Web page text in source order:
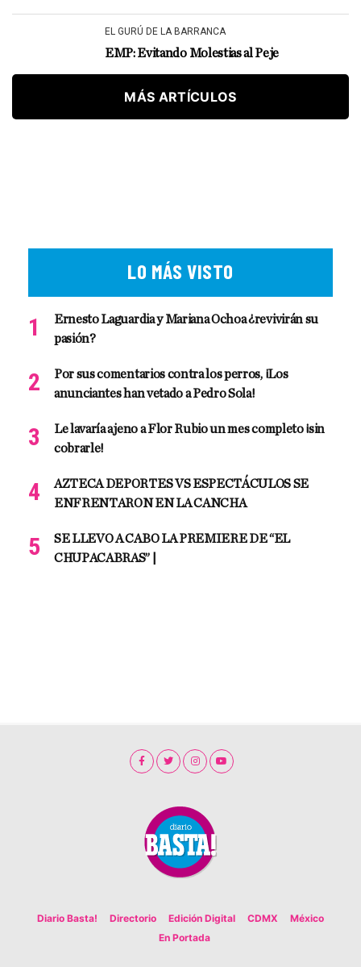
EL GURÚ DE LA BARRANCA
EMP: Evitando Molestias al Peje
MÁS ARTÍCULOS
LO MÁS VISTO
Ernesto Laguardia y Mariana Ochoa ¿revivirán su
pasión?
Por sus comentarios contra los perros, ¡Los
anunciantes han vetado a Pedro Sola!
Le lavaría ajeno a Flor Rubio un mes completo ¡sin
cobrarle!
AZTECA DEPORTES VS ESPECTÁCULOS SE
ENFRENTARON EN LA CANCHA
SE LLEVO A CABO LA PREMIERE DE “EL
CHUPACABRAS” |
Diario Basta! Directorio Edición Digital CDMX
México
En Portada